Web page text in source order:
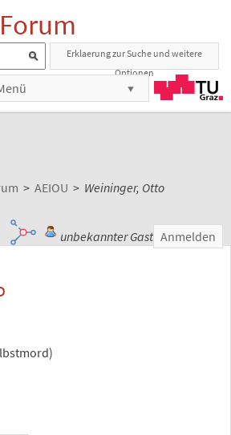
Erklaerung zur Suche und weitere
Optionen
> AEIOU > Weininger, Otto
unbekannter Gast Anmelden